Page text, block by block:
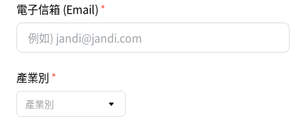
電子信箱 (Email)
產業別
產業別